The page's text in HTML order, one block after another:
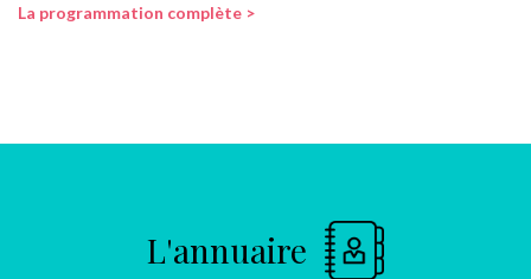
La programmation complète >
L'annuaire